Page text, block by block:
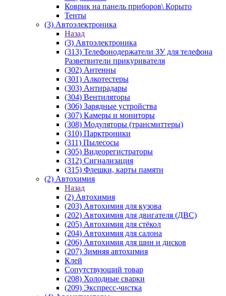
Коврик на панель приборов\ Корыто
Тенты
(3) Автоэлектроника
Назад
(3) Автоэлектроника
(313) Телефонодержатели ЗУ для телефона
Разветвители прикуривателя
(302) Антенны
(301) Алкотестеры
(303) Антирадары
(304) Вентиляторы
(306) Зарядные устройства
(307) Камеры и мониторы
(308) Модуляторы (трансмиттеры)
(310) Парктроники
(311) Пылесосы
(305) Видеорегистраторы
(312) Сигнализация
(315) Флешки, карты памяти
(2) Автохимия
Назад
(2) Автохимия
(203) Автохимия для кузова
(202) Автохимия для двигателя (ДВС)
(205) Автохимия для стёкол
(204) Автохимия для салона
(206) Автохимия для шин и дисков
(207) Зимняя автохимия
Клей
Сопутствующий товар
(208) Холодные сварки
(209) Экспреcс-чистка